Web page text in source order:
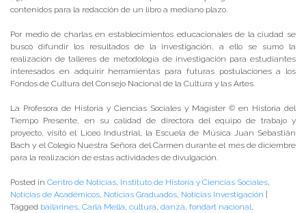
contenidos para la redacción de un libro a mediano plazo.
Por medio de charlas en establecimientos educacionales de la ciudad se
buscó difundir los resultados de la investigación, a ello se sumó la
realización de talleres de metodología de investigación para estudiantes
interesados en adquirir herramientas para futuras postulaciones a los
Fondos de Cultura del Consejo Nacional de la Cultura y las Artes.
La Profesora de Historia y Ciencias Sociales y Magíster © en Historia del
Tiempo Presente, en su calidad de directora del equipo de trabajo y
proyecto, visitó el Liceo Industrial, la Escuela de Música Juan Sebastián
Bach y el Colegio Nuestra Señora del Carmen durante el mes de diciembre
para la realización de estas actividades de divulgación.
Posted in Centro de Noticias Instituto de Historia y Ciencias Sociales
Noticias de Académicos Noticias Graduados Noticias Investigación |
Tagged bailarines Carla Mella cultura danza fondart nacional